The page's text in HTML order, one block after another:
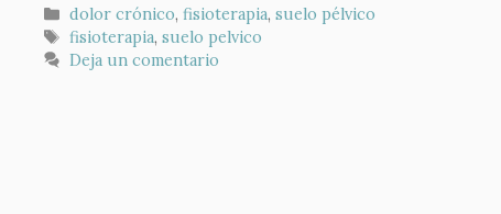
Categorías
dolor crónico,fisioterapia,suelo pélvico
Etiquetas
fisioterapia,suelo pelvico
Deja un comentario